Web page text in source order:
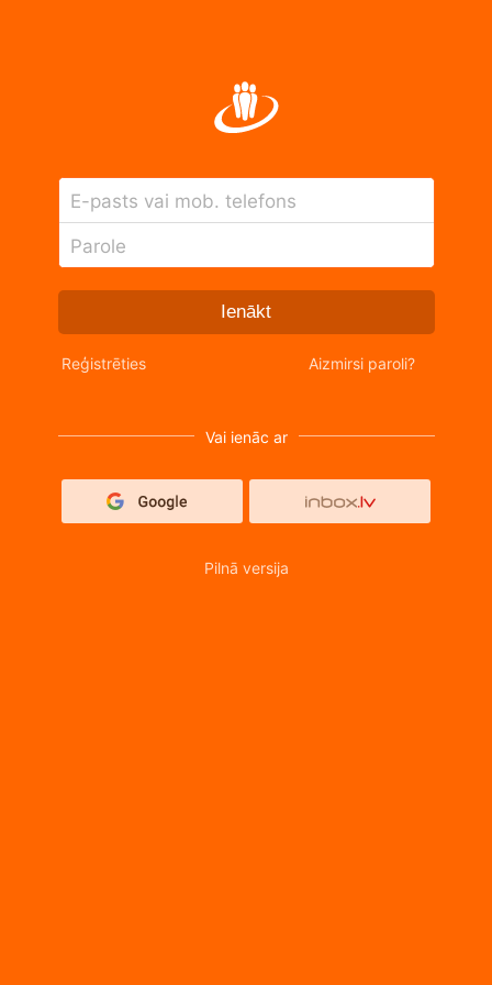
E-pasts vai mob. telefons
Parole
Ienākt
Reģistrēties Aizmirsi paroli?
Vai ienāc ar
Pilnā versija